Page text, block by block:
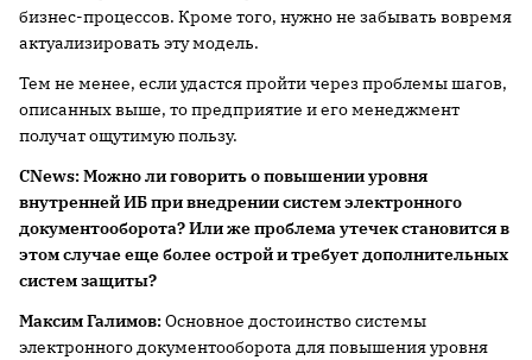
бизнес-процессов. Кроме того, нужно не забывать вовремя
актуализировать эту модель.
Тем не менее, если удастся пройти через проблемы шагов,
описанных выше, то предприятие и его менеджмент
получат ощутимую пользу.
CNews: Можно ли говорить о повышении уровня
внутренней ИБ при внедрении систем электронного
документооборота? Или же проблема утечек становится в
этом случае еще более острой и требует дополнительных
систем защиты?
Максим Галимов:Основное достоинство системы
электронного документооборота для повышения уровня